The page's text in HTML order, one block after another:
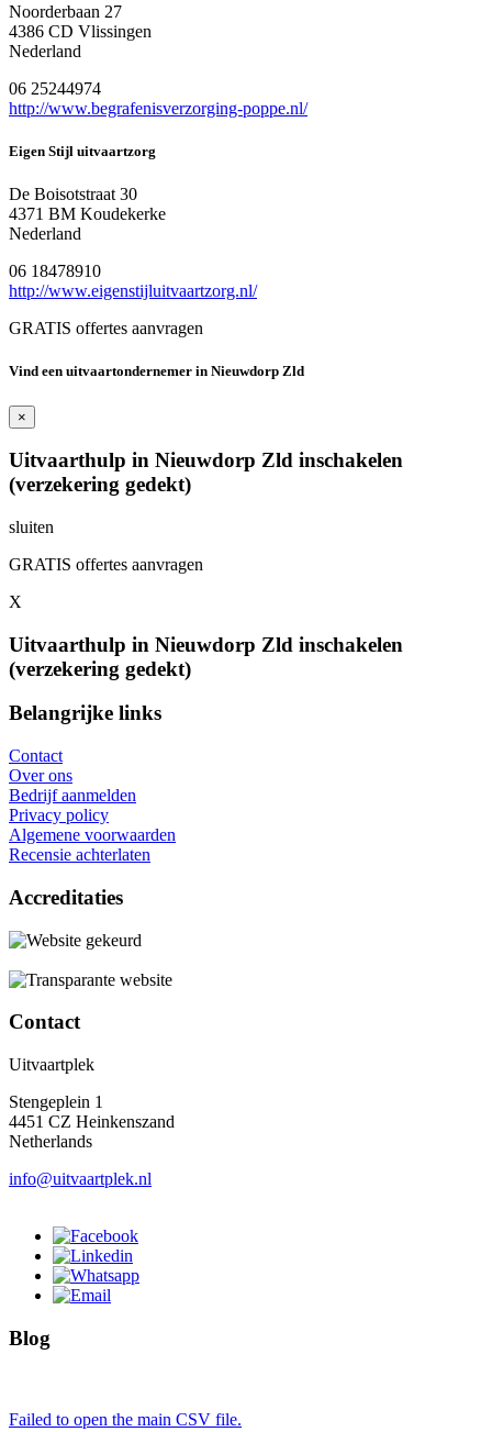
Noorderbaan 27
4386 CD Vlissingen
Nederland
06 25244974
http://www.begrafenisverzorging-poppe.nl/
Eigen Stijl uitvaartzorg
De Boisotstraat 30
4371 BM Koudekerke
Nederland
06 18478910
http://www.eigenstijluitvaartzorg.nl/
GRATIS offertes aanvragen
Vind een uitvaartondernemer in Nieuwdorp Zld
×
Uitvaarthulp in Nieuwdorp Zld inschakelen
(verzekering gedekt)
sluiten
GRATIS offertes aanvragen
X
Uitvaarthulp in Nieuwdorp Zld inschakelen
(verzekering gedekt)
Belangrijke links
Contact
Over ons
Bedrijf aanmelden
Privacy policy
Algemene voorwaarden
Recensie achterlaten
Accreditaties
Contact
Uitvaartplek
Stengeplein 1
4451 CZ Heinkenszand
Netherlands
info@uitvaartplek.nl
Blog
Failed to open the main CSV file.